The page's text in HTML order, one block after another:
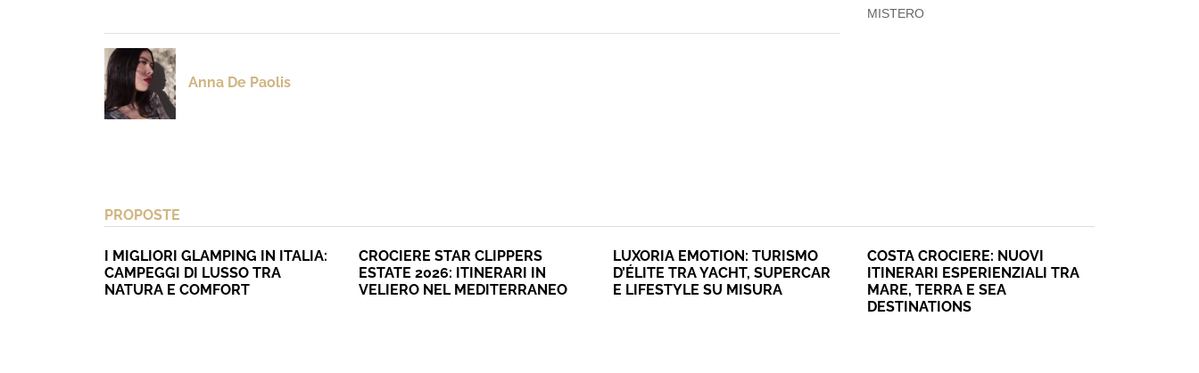
Anna De Paolis
MISTERO
PROPOSTE
I MIGLIORI GLAMPING IN ITALIA:
CAMPEGGI DI LUSSO TRA
NATURA E COMFORT
CROCIERE STAR CLIPPERS
ESTATE 2026: ITINERARI IN
VELIERO NEL MEDITERRANEO
LUXORIA EMOTION: TURISMO
D’ÉLITE TRA YACHT, SUPERCAR
E LIFESTYLE SU MISURA
COSTA CROCIERE: NUOVI
ITINERARI ESPERIENZIALI TRA
MARE, TERRA E SEA
DESTINATIONS